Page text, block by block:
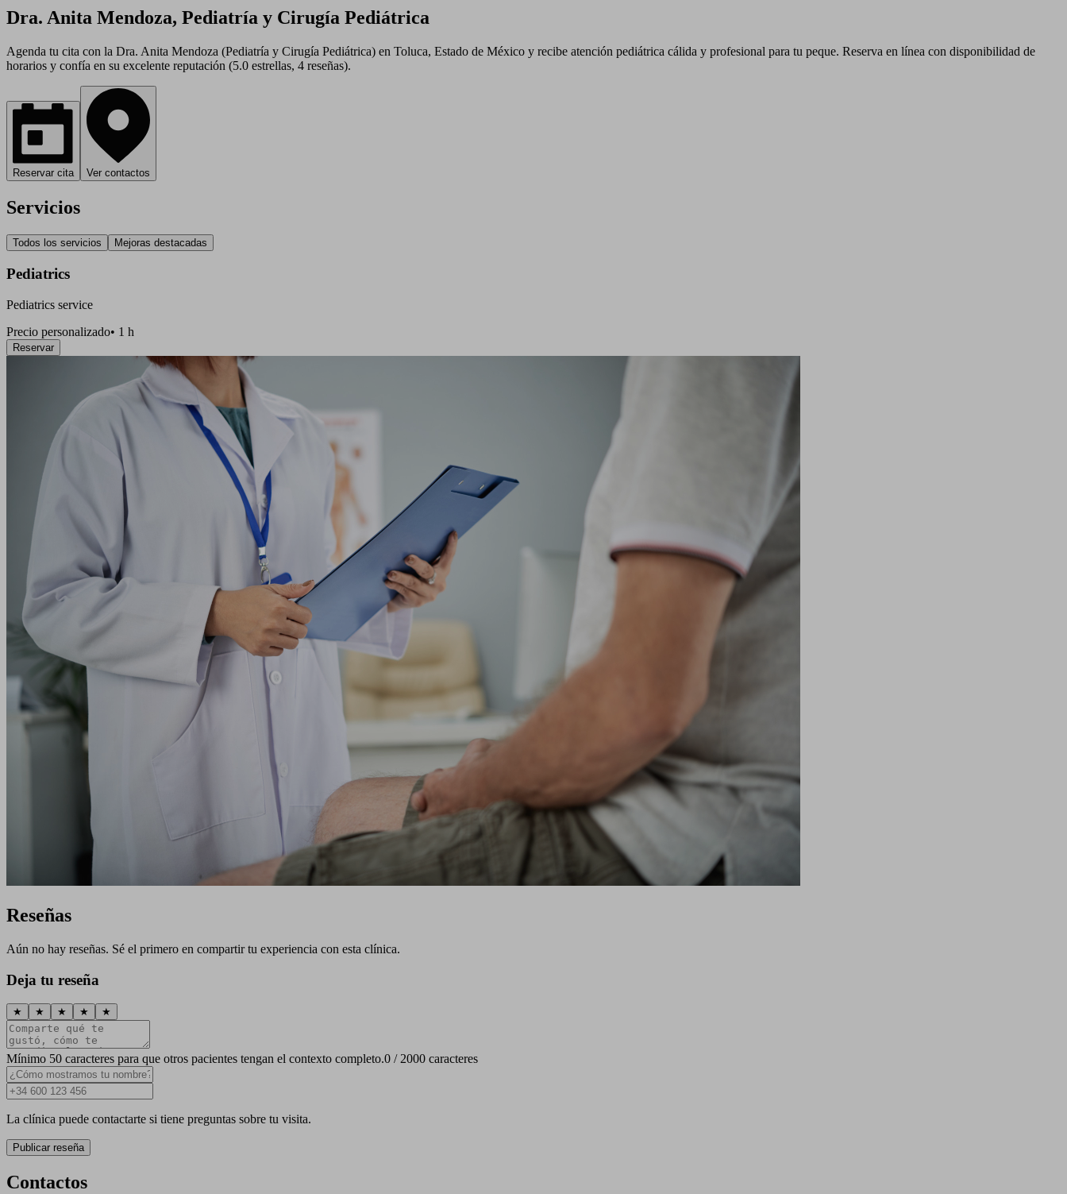
Dra. Anita Mendoza, Pediatría y Cirugía Pediátrica
Agenda tu cita con la Dra. Anita Mendoza (Pediatría y Cirugía Pediátrica) en Toluca, Estado de México y recibe atención pediátrica cálida y profesional para tu peque. Reserva en línea con disponibilidad de
horarios y confía en su excelente reputación (5.0 estrellas, 4 reseñas).
Reservar cita Ver contactos
Servicios
Todos los servicios Mejoras destacadas
Pediatrics
Pediatrics service
Precio personalizado• 1 h
Reservar
Reseñas
Aún no hay reseñas. Sé el primero en compartir tu experiencia con esta clínica.
Deja tu reseña
★ ★ ★ ★ ★
Mínimo 50 caracteres para que otros pacientes tengan el contexto completo.0 / 2000 caracteres
La clínica puede contactarte si tiene preguntas sobre tu visita.
Publicar reseña
Contactos